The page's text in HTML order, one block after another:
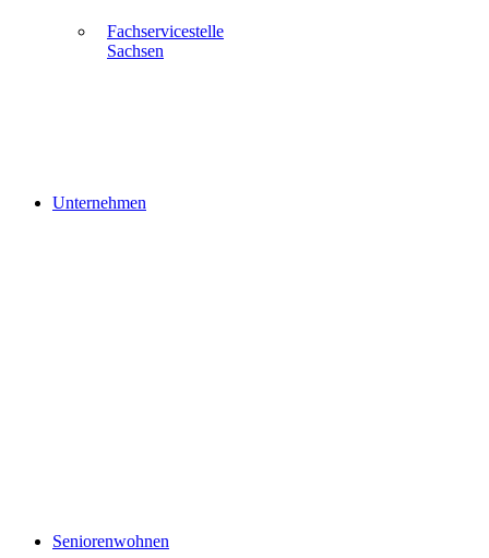
Fachservicestelle
Sachsen
Seniorenwohnen
Unternehmen